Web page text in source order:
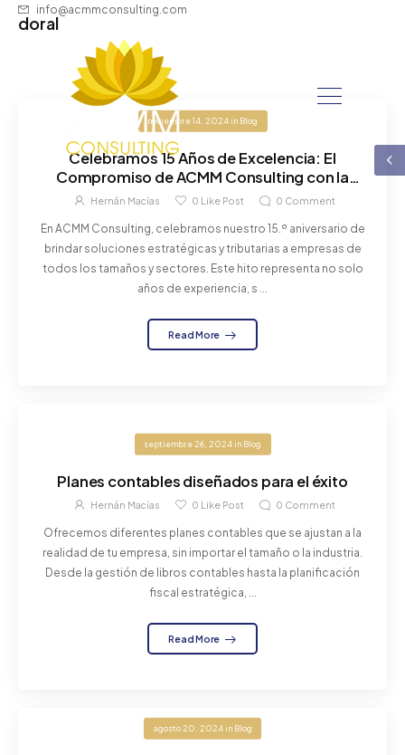
info@acmmconsulting.com
doral
noviembre 14, 2024 in Blog
Celebramos 15 Años de Excelencia: El
Compromiso de ACMM Consulting con la
Comunidad Empresarial
Hernán Macías 0 Like Post 0 Comment
En ACMM Consulting, celebramos nuestro 15.º aniversario de
brindar soluciones estratégicas y tributarias a empresas de
todos los tamaños y sectores. Este hito representa no solo
años de experiencia, s ...
Read More
septiembre 26, 2024 in Blog
Planes contables diseñados para el éxito
Hernán Macías 0 Like Post 0 Comment
Ofrecemos diferentes planes contables que se ajustan a la
realidad de tu empresa, sin importar el tamaño o la industria.
Desde la gestión de libros contables hasta la planificación
fiscal estratégica, ...
Read More
agosto 20, 2024in Blog